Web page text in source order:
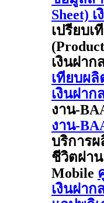
Sheet)
เปรียบ
เงินฝาก
เทียบผ
เงินฝาก
งาน-
งาน-
บริการ
ชีวิตผ่า
Mobile
เงินฝาก